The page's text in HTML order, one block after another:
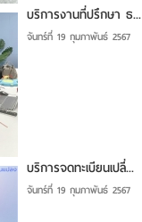
บริการงานที่ปรึกษา ธ...
จันทร์ที่ 19 กุมภาพันธ์ 2567
บริการจดทะเบียนเปลี่...
จันทร์ที่ 19 กุมภาพันธ์ 2567